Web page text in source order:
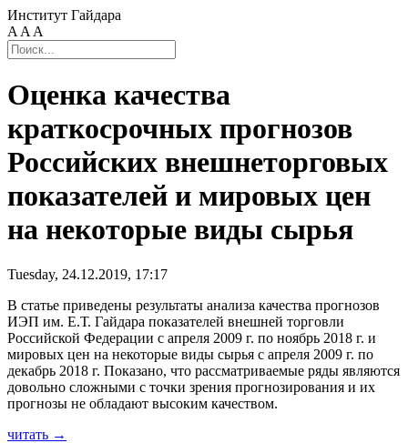
Институт Гайдара
A A A
Оценка качества
краткосрочных прогнозов
Российских внешнеторговых
показателей и мировых цен
на некоторые виды сырья
Tuesday, 24.12.2019, 17:17
В статье приведены результаты анализа качества прогнозов
ИЭП им. Е.Т. Гайдара показателей внешней торговли
Российской Федерации с апреля 2009 г. по ноябрь 2018 г. и
мировых цен на некоторые виды сырья с апреля 2009 г. по
декабрь 2018 г. Показано, что рассматриваемые ряды являются
довольно сложными с точки зрения прогнозирования и их
прогнозы не обладают высоким качеством.
читать →